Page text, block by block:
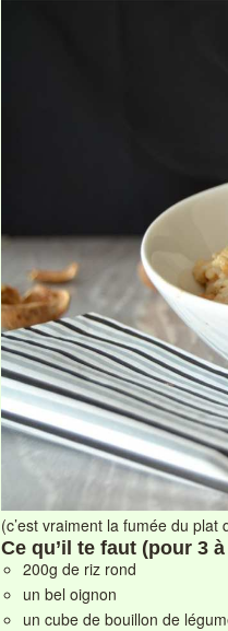
(c’est vraiment la fumée du plat
Ce qu’il te faut (pour 3
200g de riz rond
un bel oignon
un cube de bouillon de